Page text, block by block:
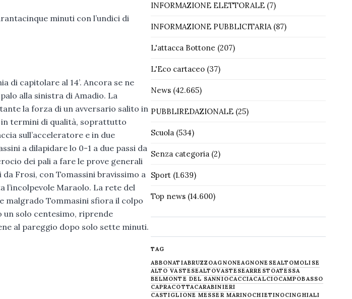
minuti con l’undici di
di capitolare al 14’. Ancora se ne
alla sinistra di Amadio. La
la forza di un avversario salito in
termini di qualità, soprattutto
sull’acceleratore e in due
a dilapidare lo 0-1 a due passi da
dei pali a fare le prove generali
Frosi, con Tomassini bravissimo a
Maraolo. La rete del
malgrado Tommasini sfiora il colpo
un solo centesimo, riprende
al pareggio dopo solo sette minuti.
INFORMAZIONE ELETTORALE(7)
INFORMAZIONE PUBBLICITARIA(87)
L'attacca Bottone (207)
L'Eco cartaceo(37)
News(42.665)
PUBBLIREDAZIONALE(25)
Scuola(534)
Senza categoria(2)
Sport(1.639)
Top news(14.600)
TAG
ABBONATIABRUZZOAGNONEAGNONESEALTOMOLISE
ALTO VASTESEALTOVASTESEARRESTOATESSA
BELMONTE DEL SANNIOCACCIACALCIOCAMPOBASSO
CAPRACOTTACARABINIERI
CASTIGLIONE MESSER MARINOCHIETINOCINGHIALI